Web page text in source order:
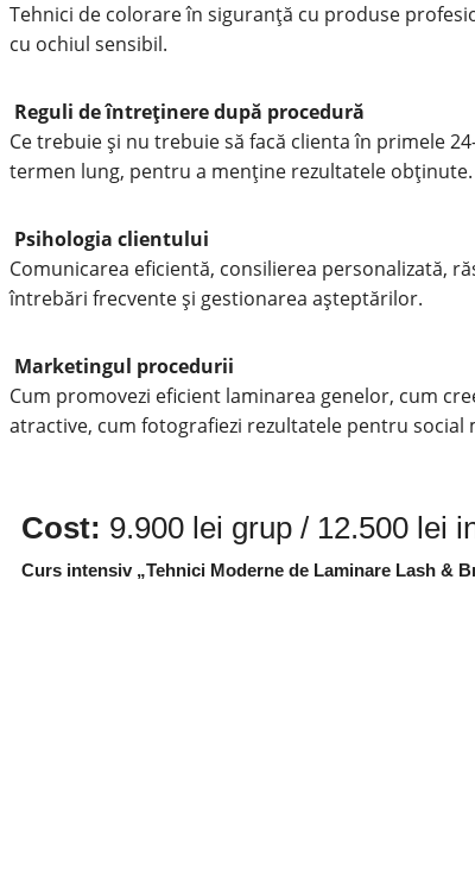
Tehnici de colorare în siguranță cu produse
cu ochiul sensibil.
Reguli de întreținere după procedură
Ce trebuie și nu trebuie să facă clienta în primele
termen lung, pentru a menține rezultatele obținute.
Psihologia clientului
Comunicarea eficientă, consilierea personalizată,
întrebări frecvente și gestionarea așteptărilor.
Marketingul procedurii
Cum promovezi eficient laminarea genelor, cum
atractive, cum fotografiezi rezultatele pentru social
Cost: 9.900 lei grup / 12.500 lei
Curs intensiv „Tehnici Moderne de Laminare Lash &